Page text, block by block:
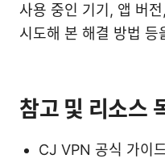
사용 중인 기기, 앱 버
시도해 본 해결 방법 등
참고 및 리소스
CJ VPN 공식 가이